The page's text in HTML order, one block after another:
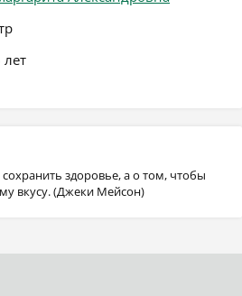
лет
здоровье, а о том, чтобы
вкусу. (Джеки Мейсон)